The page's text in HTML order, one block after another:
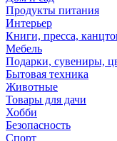
Продукты питания
Интерьер
Книги, пресса,
Мебель
Подарки, сувениры,
Бытовая техника
Животные
Товары для дачи
Хобби
Безопасность
Спорт